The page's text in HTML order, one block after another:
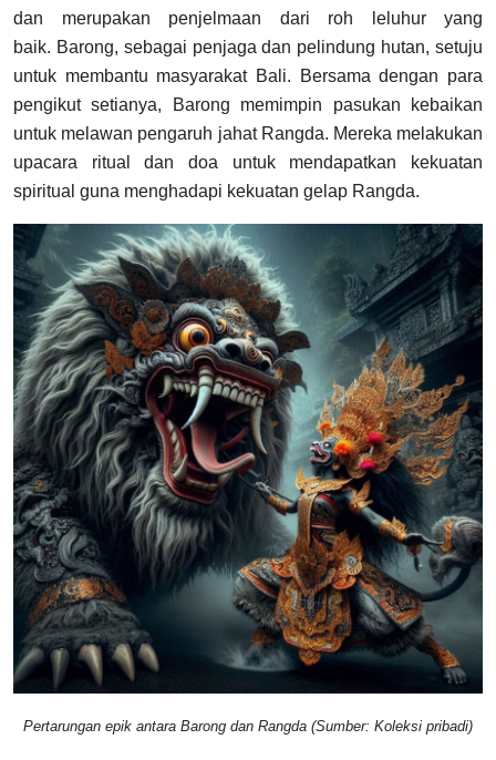
dan merupakan penjelmaan dari roh leluhur yang
baik. Barong, sebagai penjaga dan pelindung hutan, setuju
untuk membantu masyarakat Bali. Bersama dengan para
pengikut setianya, Barong memimpin pasukan kebaikan
untuk melawan pengaruh jahat Rangda. Mereka melakukan
upacara ritual dan doa untuk mendapatkan kekuatan
spiritual guna menghadapi kekuatan gelap Rangda.
Pertarungan epik antara Barong dan Rangda (Sumber: Koleksi pribadi)